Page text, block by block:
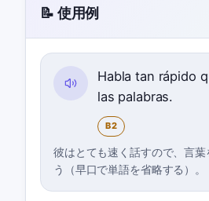
📝 使用例
Habla tan rápido
las palabras.
B2
彼はとても速く話すので、言葉
う（早口で単語を省略する）。